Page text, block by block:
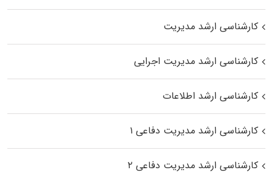
کارشناسی ارشد مدیریت
کارشناسی ارشد مدیریت اجرایی
کارشناسی ارشد اطلاعات
کارشناسی ارشد مدیریت دفاعی ۱
کارشناسی ارشد مدیریت دفاعی ۲